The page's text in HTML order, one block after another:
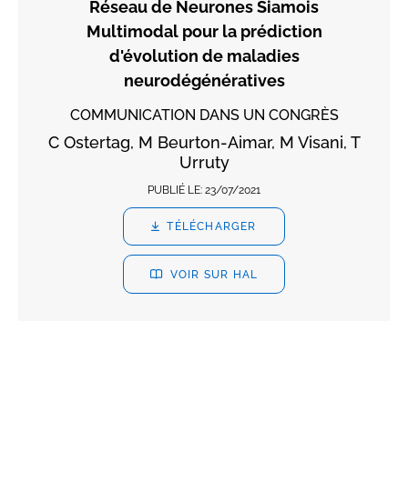
Réseau de Neurones Siamois
Multimodal pour la prédiction
d'évolution de maladies
neurodégénératives
COMMUNICATION DANS UN CONGRÈS
C Ostertag, M Beurton-Aimar, M Visani, T
Urruty
PUBLIÉ LE: 23/07/2021
TÉLÉCHARGER
VOIR SUR HAL